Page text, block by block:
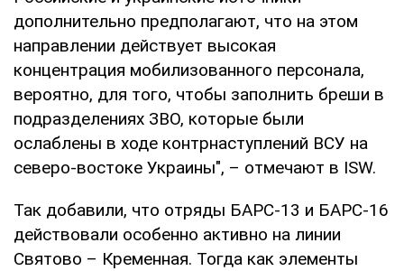
дополнительно предполагают, что на этом
направлении действует высокая
концентрация мобилизованного персонала,
вероятно, для того, чтобы заполнить бреши в
подразделениях ЗВО, которые были
ослаблены в ходе контрнаступлений ВСУ на
северо-востоке Украины", – отмечают в ISW.
Так добавили, что отряды БАРС-13 и БАРС-16
действовали особенно активно на линии
Святово – Кременная. Тогда как элементы